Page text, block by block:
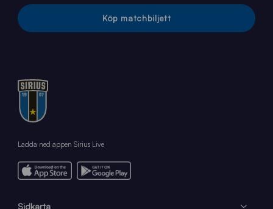
Köp matchbiljett
Ladda ned appen Sirius Live
Sidkarta